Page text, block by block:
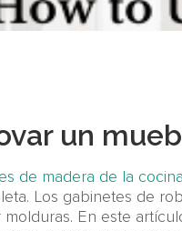
un
de madera de la cocina
Los gabinetes de
En este